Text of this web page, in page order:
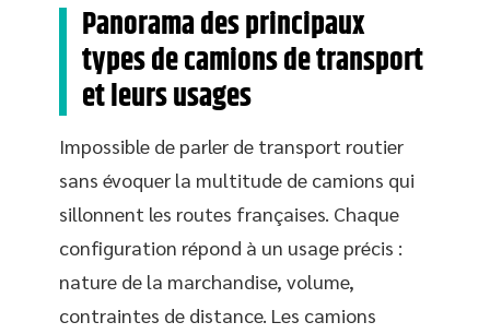
Panorama des principaux
types de camions de transport
et leurs usages
Impossible de parler de transport routier
sans évoquer la multitude de camions qui
sillonnent les routes françaises. Chaque
configuration répond à un usage précis :
nature de la marchandise, volume,
contraintes de distance. Les camions